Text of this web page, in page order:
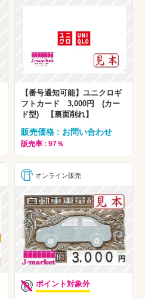
【番号通知可能】ユニクロギ
フトカード 3,000円 (カー
ド型) 【裏面削れ】
販売価格 : お問い合わせ
販売率 : 97％
オンライン販売
ポイント対象外